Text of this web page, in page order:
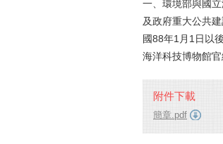
一、環境部與國
及政府重大公共
國88年1月1日以
海洋科技博物館
附件下載
簡章.pdf